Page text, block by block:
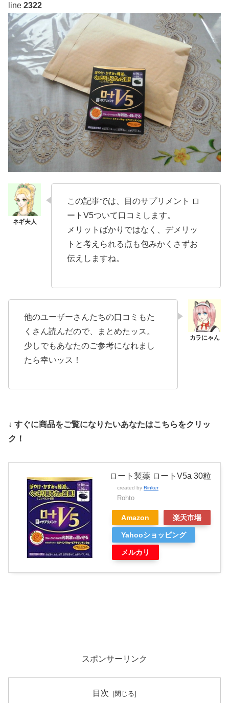
line 2322
この記事では、目のサプリメント ロ
ートV5ついて口コミします。
メリットばかりではなく、デメリッ
トと考えられる点も包みかくさずお
伝えしますね。
他のユーザーさんたちの口コミもた
くさん読んだので、まとめたッス。
少しでもあなたのご参考になれまし
たら幸いッス！
↓ すぐに商品をご覧になりたいあなたはこちらをクリッ
ク！
ロート製薬 ロートV5a 30粒
created by Rinker
Rohto
Amazon 楽天市場
Yahooショッピング
メルカリ
スポンサーリンク
目次